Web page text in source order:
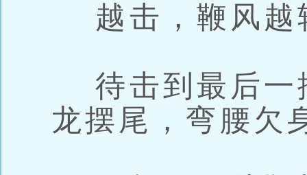
越击，鞭风越
待击到最后一
龙摆尾，弯腰欠